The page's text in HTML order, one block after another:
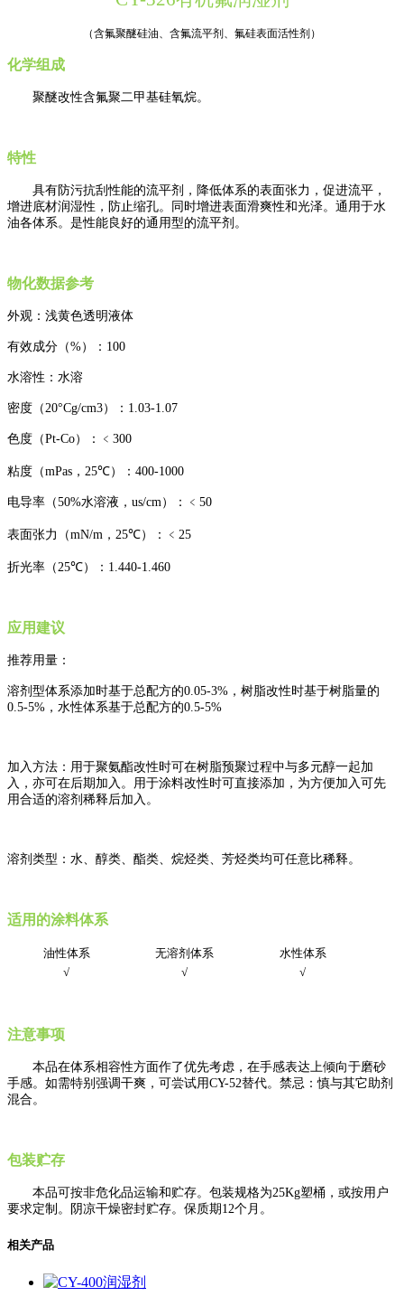
（含氟聚醚硅油、含氟流平剂、氟硅表面活性剂）
化学组成
聚醚改性含氟聚二甲基硅氧烷。
特性
具有防污抗刮性能的流平剂，降低体系的表面张力，促进流平，
增进底材润湿性，防止缩孔。同 时增进表面滑爽性和光泽。通用于水
油各体系。是性能良好的通用型的流平剂。
物化数据参考
外观：浅黄色透明液体
有效成分（%）： 100
水溶性：水溶
密度（ 20°Cg/cm3）： 1.03-1.07
色度（Pt-Co）：﹤ 300
粘度（mPas ， 25℃）： 400-1000
电导率（50%水溶液， us/cm ）：﹤ 50
表面张力（mN/m ， 25℃）：﹤ 25
折光率（ 25℃）： 1.440-1.460
应用建议
推荐用量：
溶剂型体系添加时基于总配方的0.05-3% ，树脂改性时基于树脂量的
0.5-5% ，水性体系基于总配方的0.5-5%
加入方法：用于聚氨酯改性时可在树脂预聚过程中与多元醇一起加
入，亦可在后期加入。用于涂料改性时可直接添加，为方便加入可先
用合适的溶剂稀释后加入。
溶剂类型：水、醇类、酯类、烷烃类、芳烃类均可任意比稀释。
适用的涂料体系
油性体系 无溶剂体系
水性体系
√
√ √
注意事项
本品在体系相容性方面作了优先考虑，在手感表达上倾向于磨砂
手感。如需特别强调干爽，可尝试用CY-52替代。禁忌 ：慎与其它助剂
混合。
包装贮存
本品可按非危化品运输和贮存。包装规格为25Kg塑桶，或按用户
要求定制。阴凉干燥密封贮存。保质期12个月。
相关产品